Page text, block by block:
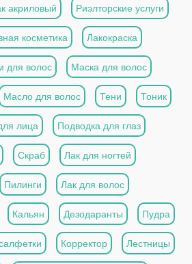
акриловый Риэлторские услуги
косметика Лакокраска
для волос Маска для волос
Масло для волос Тени Тоник
лица Подводка для глаз
Скраб Лак для ногтей
Пилинги Лак для волос
Кальян Дезодаранты Пудра
Корректор Лестницы